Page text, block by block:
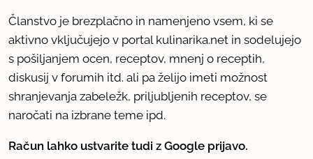
Članstvo je brezplačno in namenjeno vsem, ki se
aktivno vključujejo v portal kulinarika.net in sodelujejo
s pošiljanjem ocen, receptov, mnenj o receptih,
diskusij v forumih itd. ali pa želijo imeti možnost
shranjevanja zabeležk, priljubljenih receptov, se
naročati na izbrane teme ipd.
Račun lahko ustvarite tudi z Google prijavo.